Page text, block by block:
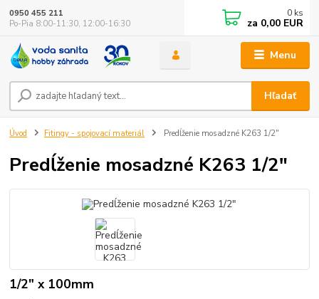
Menu
Hľadať
0950 455 211
Po-Pia 8:00-11:30, 12:00-16:30
0 ks
za 0,00 EUR
Úvod Fitingy - spojovací materiál Predĺženie mosadzné K263 1/2"
Predĺženie mosadzné K263 1/2"
1/2" x 100mm